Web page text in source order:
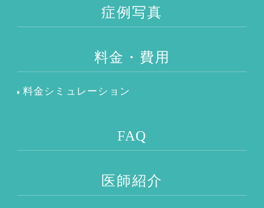
症例写真
料金・費用
料金シミュレーション
FAQ
医師紹介